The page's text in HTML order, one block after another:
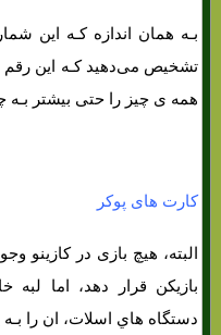
همه ی چیز را حتی بیشتر بـه
کارت های پوکر
البته، هیچ بازی در کازینو
بازیکن قرار دهد، اما لبه
دستگاه هاي‌ اسلات، ان را